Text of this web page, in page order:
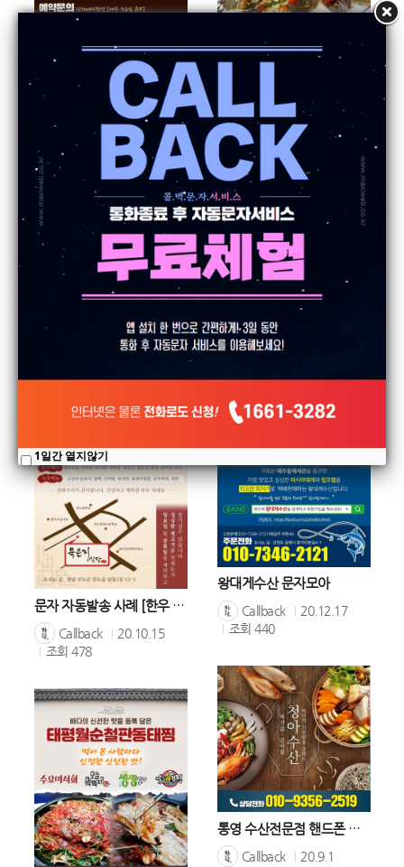
가조한우곰탕입니다.
21.4.9
음식점 콜백문자 발송샘플
청원염소농장 콜백서비스
Callback
조회436
연지홍게
21.1.6
왕대게수산 문자모아
Callback
20.12.17
조회440
문자 자동발송 사례 [한우 전문 묵은지식당 모바일명함]
Callback
20.10.15
조회478
통영 수산전문점 핸드폰 콜백
Callback
20.9.1
1일간 열지않기